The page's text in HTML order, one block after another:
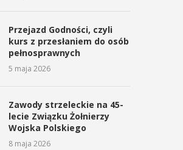
Przejazd Godności, czyli
kurs z przesłaniem do osób
pełnosprawnych
5 maja 2026
Zawody strzeleckie na 45-
lecie Związku Żołnierzy
Wojska Polskiego
8 maja 2026